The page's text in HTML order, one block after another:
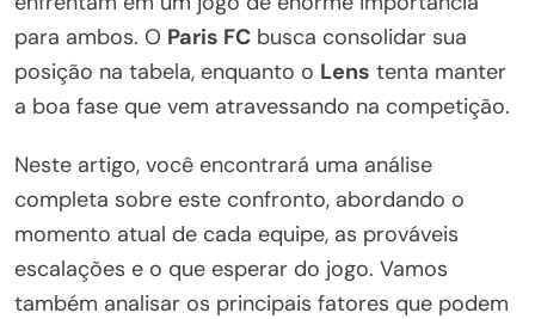
para ambos. O Paris FC busca consolidar sua
posição na tabela, enquanto o Lens tenta manter
a boa fase que vem atravessando na competição.
Neste artigo, você encontrará uma análise
completa sobre este confronto, abordando o
momento atual de cada equipe, as prováveis
escalações e o que esperar do jogo. Vamos
também analisar os principais fatores que podem